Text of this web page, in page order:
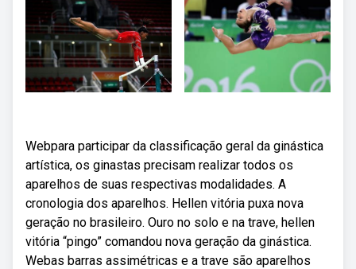
Webpara participar da classificação geral da ginástica
artística, os ginastas precisam realizar todos os
aparelhos de suas respectivas modalidades. A
cronologia dos aparelhos. Hellen vitória puxa nova
geração no brasileiro. Ouro no solo e na trave, hellen
vitória “pingo” comandou nova geração da ginástica.
Webas barras assimétricas e a trave são aparelhos